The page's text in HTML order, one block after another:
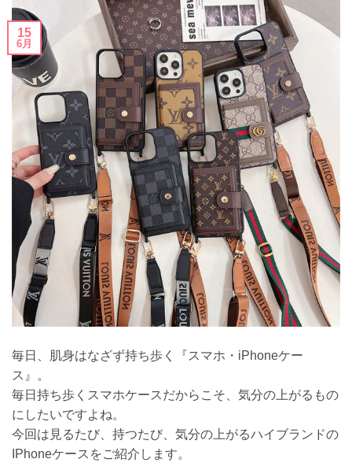
15
6月
毎日、肌身はなざず持ち歩く『スマホ・iPhoneケー
ス』。
毎日持ち歩くスマホケースだからこそ、気分の上がるもの
にしたいですよね。
今回は見るたび、持つたび、気分の上がるハイブランドの
IPhoneケースをご紹介します。